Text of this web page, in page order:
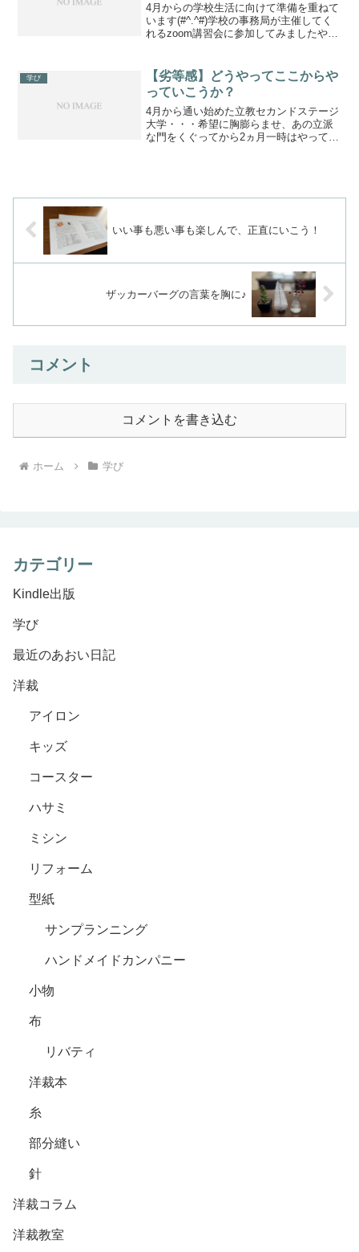
4月からの学校生活に向けて準備を重ねて
います(#^.^#)学校の事務局が主催してく
れるzoom講習会に参加してみましたやっ
オフリアクションをするチャットを使う
表示名...
学び
【劣等感】どうやってここからや
っていこうか？
4月から通い始めた立教セカンドステージ
大学・・・希望に胸膨らませ、あの立派
な門をくぐってから2ヵ月一時はやってい
いい事も悪い事も楽しんで、正直にいこう！
ザッカーバーグの言葉を胸に♪
コメント
コメントを書き込む
ホーム 学び
カテゴリー
Kindle出版
学び
最近のあおい日記
洋裁
アイロン
キッズ
コースター
ハサミ
ミシン
リフォーム
型紙
サンプランニング
ハンドメイドカンパニー
小物
布
リバティ
洋裁本
糸
部分縫い
針
洋裁コラム
洋裁教室